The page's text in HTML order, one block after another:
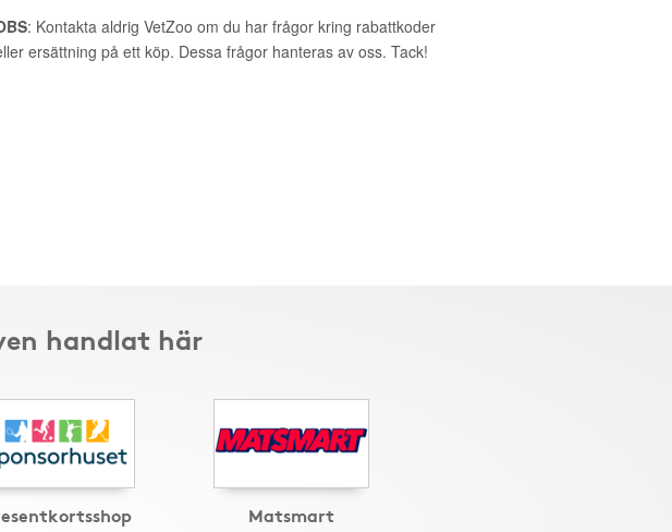
: Kontakta aldrig VetZoo om du har frågor kring rabattkoder
ersättning på ett köp. Dessa frågor hanteras av oss. Tack!
handlat här
Matsmart